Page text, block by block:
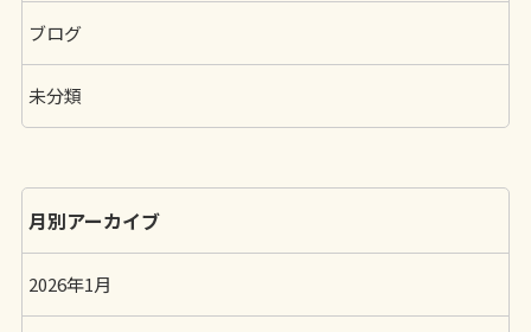
ブログ
未分類
月別アーカイブ
2026年1月